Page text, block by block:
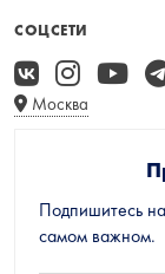
СОЦСЕТИ
Москва
Подпишитесь
самом важном.